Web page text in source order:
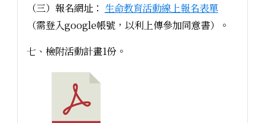
（三）報名網址： 生命教育活動線上報名表單
（需登入google帳號，以利上傳參加同意書）。
七、檢附活動計畫1份。